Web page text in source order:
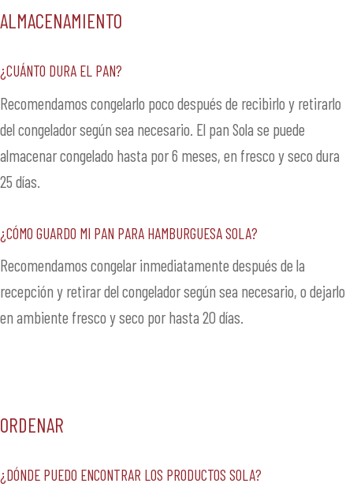
ALMACENAMIENTO
¿Cuánto dura el pan?
Recomendamos congelarlo poco después de recibirlo y retirarlo
del congelador según sea necesario. El pan Sola se puede
almacenar congelado hasta por 6 meses, en fresco y seco dura
25 días.
¿Cómo guardo mi pan para hamburguesa SOLA?
Recomendamos congelar inmediatamente después de la
recepción y retirar del congelador según sea necesario, o dejarlo
en ambiente fresco y seco por hasta 20 días.
ORDENAR
¿Dónde puedo encontrar los productos SOLA?